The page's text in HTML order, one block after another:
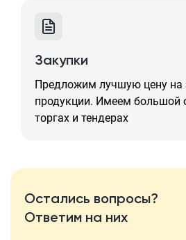
Закупки
Предложим лучшую цену на
продукции. Имеем большой
торгах и тендерах
Остались вопросы?
Ответим на них